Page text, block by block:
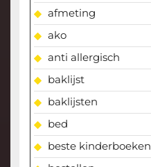
afmeting
ako
anti allergisch
baklijst
baklijsten
bed
beste kinderboeken